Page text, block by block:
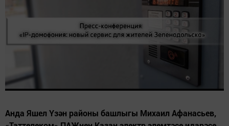
Анда Яшел Үзән районы башлыгы Михаил Афанасьев,